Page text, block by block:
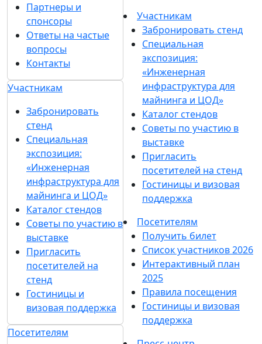
Партнеры и
спонсоры
Ответы на частые
вопросы
Контакты
Участникам
Забронировать
стенд
Специальная
экспозиция:
«Инженерная
инфраструктура для
майнинга и ЦОД»
Каталог стендов
Советы по участию в
выставке
Пригласить
посетителей на
стенд
Гостиницы и
визовая поддержка
Посетителям
Участникам
Забронировать стенд
Специальная
экспозиция:
«Инженерная
инфраструктура для
майнинга и ЦОД»
Каталог стендов
Советы по участию в
выставке
Пригласить
посетителей на стенд
Гостиницы и визовая
поддержка
Посетителям
Получить билет
Список участников 2026
Интерактивный план
2025
Правила посещения
Гостиницы и визовая
поддержка